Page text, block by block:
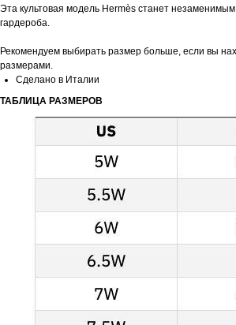
Эта культовая модель Hermès станет
гардероба.
Рекомендуем выбирать размер больше, если вы
размерами.
Сделано в Италии
ТАБЛИЦА РАЗМЕРОВ